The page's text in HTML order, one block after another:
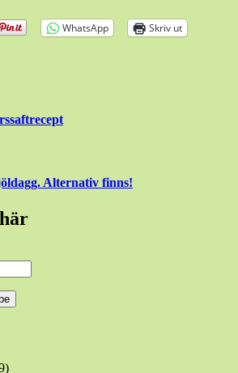
WhatsApp
Skriv ut
Alternativ finns!